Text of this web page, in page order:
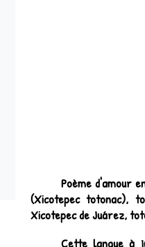
Poème d'amour
(Xicotepec totonac),
Xicotepec de Juárez,
Cette langue à